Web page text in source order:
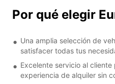
Por qué elegir
Una amplia selección de
satisfacer todas tus
Excelente servicio al
experiencia de alquiler sin